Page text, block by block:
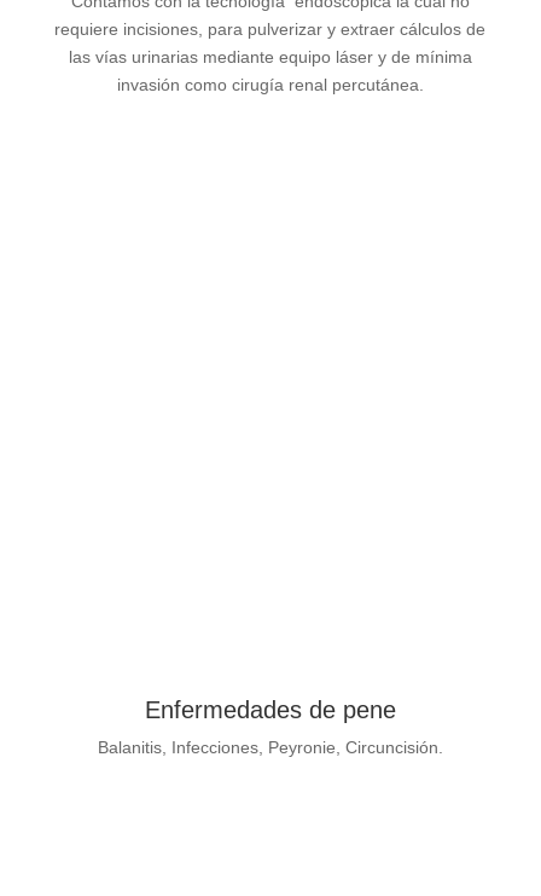
requiere incisiones, para pulverizar y extraer cálculos de
las vías urinarias mediante equipo láser y de mínima
invasión como cirugía renal percutánea.
Enfermedades de pene
Balanitis, Infecciones, Peyronie, Circuncisión.